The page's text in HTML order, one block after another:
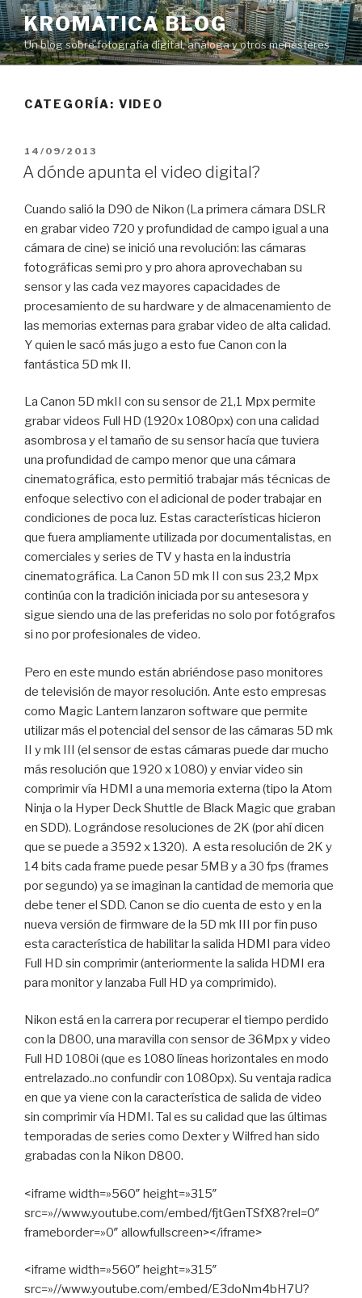
Saltar
al
contenido
KROMATICA BLOG
Un blog sobre fotografía digital, análoga y otros menesteres
CATEGORÍA: VIDEO
PUBLICADO
EL
14/09/2013
A dónde apunta el video digital?
Cuando salió la D90 de Nikon (La primera cámara DSLR
en grabar video 720 y profundidad de campo igual a una
cámara de cine) se inició una revolución: las cámaras
fotográficas semi pro y pro ahora aprovechaban su
sensor y las cada vez mayores capacidades de
procesamiento de su hardware y de almacenamiento de
las memorias externas para grabar video de alta calidad.
Y quien le sacó más jugo a esto fue Canon con la
fantástica 5D mk II.
La Canon 5D mkII con su sensor de 21,1 Mpx permite
grabar videos Full HD (1920x 1080px) con una calidad
asombrosa y el tamaño de su sensor hacía que tuviera
una profundidad de campo menor que una cámara
cinematográfica, esto permitió trabajar más técnicas de
enfoque selectivo con el adicional de poder trabajar en
condiciones de poca luz. Estas características hicieron
que fuera ampliamente utilizada por documentalistas, en
comerciales y series de TV y hasta en la industria
cinematográfica. La Canon 5D mk II con sus 23,2 Mpx
continúa con la tradición iniciada por su antesesora y
sigue siendo una de las preferidas no solo por fotógrafos
si no por profesionales de video.
Pero en este mundo están abriéndose paso monitores
de televisión de mayor resolución. Ante esto empresas
como Magic Lantern lanzaron software que permite
utilizar más el potencial del sensor de las cámaras 5D mk
II y mk III (el sensor de estas cámaras puede dar mucho
más resolución que 1920 x 1080) y enviar video sin
comprimir vía HDMI a una memoria externa (tipo la Atom
Ninja o la Hyper Deck Shuttle de Black Magic que graban
en SDD). Lográndose resoluciones de 2K (por ahí dicen
que se puede a 3592 x 1320). A esta resolución de 2K y
14 bits cada frame puede pesar 5MB y a 30 fps (frames
por segundo) ya se imaginan la cantidad de memoria que
debe tener el SDD. Canon se dio cuenta de esto y en la
nueva versión de firmware de la 5D mk III por fin puso
esta característica de habilitar la salida HDMI para video
Full HD sin comprimir (anteriormente la salida HDMI era
para monitor y lanzaba Full HD ya comprimido).
Nikon está en la carrera por recuperar el tiempo perdido
con la D800, una maravilla con sensor de 36Mpx y video
Full HD 1080i (que es 1080 líneas horizontales en modo
entrelazado..no confundir con 1080px). Su ventaja radica
en que ya viene con la característica de salida de video
sin comprimir vía HDMI. Tal es su calidad que las últimas
temporadas de series como Dexter y Wilfred han sido
grabadas con la Nikon D800.
<iframe width=»560″ height=»315″
src=»//www.youtube.com/embed/fjtGenTSfX8?rel=0″
frameborder=»0″ allowfullscreen></iframe>
<iframe width=»560″ height=»315″
src=»//www.youtube.com/embed/E3doNm4bH7U?